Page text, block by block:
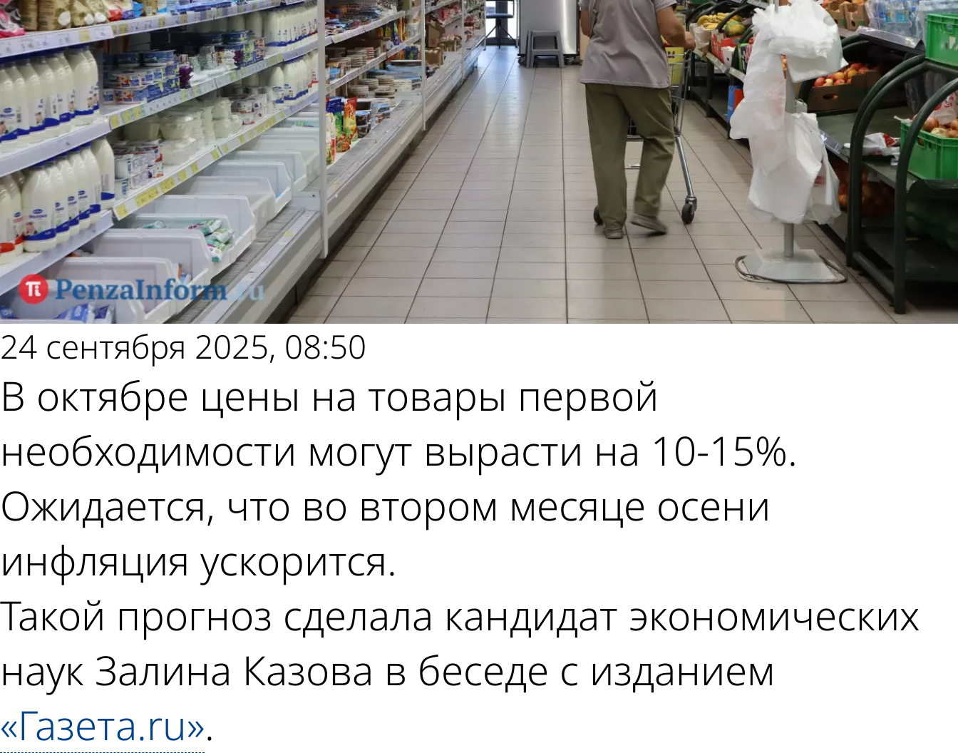
24 сентября 2025, 08:50
В октябре цены на товары первой
необходимости могут вырасти на 10-15%.
Ожидается, что во втором месяце осени
инфляция ускорится.
Такой прогноз сделала кандидат экономических
наук Залина Казова в беседе с изданием
«Газета.ru».